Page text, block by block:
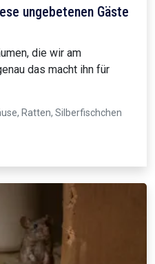
ungebetenen Gäste
die wir am
das macht ihn für
Ratten, Silberfischchen